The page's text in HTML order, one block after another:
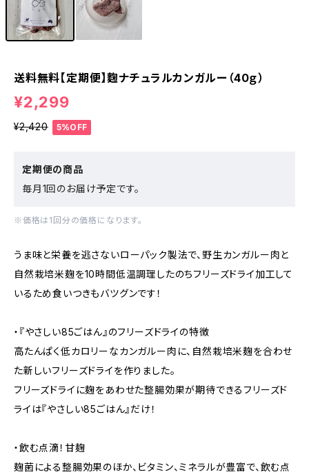
送料無料【定期便】麴ナチュラルカンガルー（40ｇ）
¥2,299
¥2,420 5%OFF
定期便の商品
毎月1回のお届け予定です。
※価格は1回分の価格になります。
うま味と栄養を逃さないローパック製法で、野生カンガルー肉と
自然栽培米麹を10時間低温調理したのちフリーズドライ加工して
いるため食いつきもバツグンです！
・『やさしい85ごはん』のフリーズドライの特徴
高たんぱく低カロリーなカンガルー肉に、自然栽培米麹を合わせ
た新しいフリーズドライを作りました。
フリーズドライに麹をあわせた整腸効果が期待できるフリーズド
ライは『やさしい85ごはん』だけ！
・飲む点滴！甘麹
麹菌による整腸効果のほか、ビタミン、ミネラルが豊富で、飲む点